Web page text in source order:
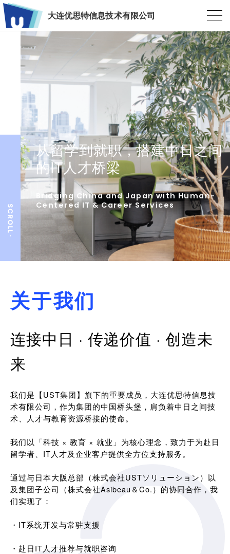
大连优思特信息技术有限公司
从留学到就职，搭建中日之间
的IT人才桥梁
Bridging China and Japan with Human-
Centered IT & Career Services
关于我们
连接中日 · 传递价值 · 创造未
来
我们是【UST集团】旗下的重要成员，大连优思特信息技
术有限公司，作为集团的中国桥头堡，肩负着中日之间技
术、人才与教育资源桥接的使命。
我们以「科技 × 教育 × 就业」为核心理念，致力于为赴日
留学者、IT人才及企业客户提供全方位支持服务。
通过与日本大阪总部（株式会社USTソリューション）以
及集团子公司（株式会社Asibeau＆Co.）的协同合作，我
们实现了：
・IT系统开发与常驻支援
・赴日IT人才推荐与就职咨询